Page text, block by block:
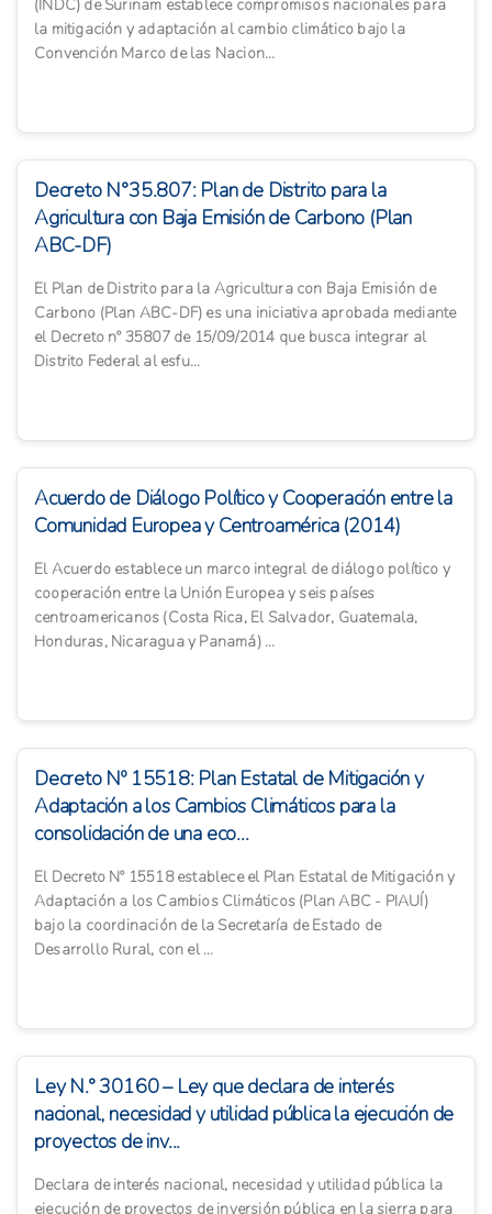
(INDC) de Surinam establece compromisos nacionales para
la mitigación y adaptación al cambio climático bajo la
Convención Marco de las Nacion...
Decreto N°35.807: Plan de Distrito para la
Agricultura con Baja Emisión de Carbono (Plan
ABC-DF)
El Plan de Distrito para la Agricultura con Baja Emisión de
Carbono (Plan ABC-DF) es una iniciativa aprobada mediante
el Decreto nº 35807 de 15/09/2014 que busca integrar al
Distrito Federal al esfu...
Acuerdo de Diálogo Político y Cooperación entre la
Comunidad Europea y Centroamérica (2014)
El Acuerdo establece un marco integral de diálogo político y
cooperación entre la Unión Europea y seis países
centroamericanos (Costa Rica, El Salvador, Guatemala,
Honduras, Nicaragua y Panamá) ...
Decreto Nº 15518: Plan Estatal de Mitigación y
Adaptación a los Cambios Climáticos para la
consolidación de una eco...
El Decreto Nº 15518 establece el Plan Estatal de Mitigación y
Adaptación a los Cambios Climáticos (Plan ABC - PIAUÍ)
bajo la coordinación de la Secretaría de Estado de
Desarrollo Rural, con el ...
Ley N.° 30160 – Ley que declara de interés
nacional, necesidad y utilidad pública la ejecución de
proyectos de inv...
Declara de interés nacional, necesidad y utilidad pública la
ejecución de proyectos de inversión pública en la sierra para